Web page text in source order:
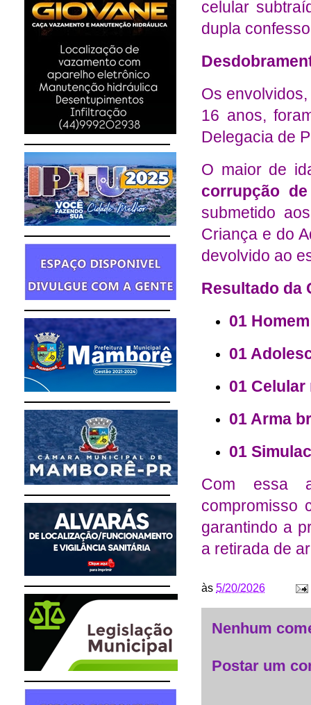
celular
dupla
Os
16 anos,
Delegacia de
O maior de
corrupção
submetido
Criança e do
devolvido ao
Resultado da
01 Homem
01
01 Celular
01 Arma
01
Com essa
compromisso
garantindo a
a retirada de
às 5/20/2026
Nenhum
Postar um